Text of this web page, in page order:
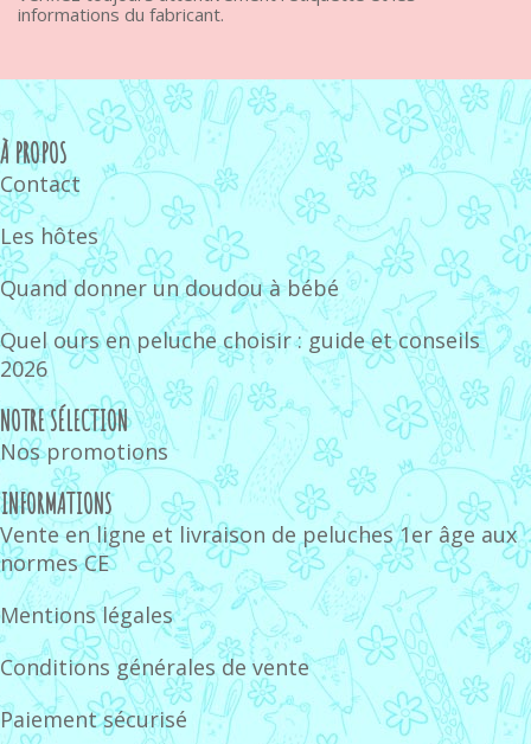
informations du fabricant.
À PROPOS
Contact
Les hôtes
Quand donner un doudou à bébé
Quel ours en peluche choisir : guide et conseils
2026
NOTRE SÉLECTION
Nos promotions
INFORMATIONS
Vente en ligne et livraison de peluches 1er âge aux
normes CE
Mentions légales
Conditions générales de vente
Paiement sécurisé